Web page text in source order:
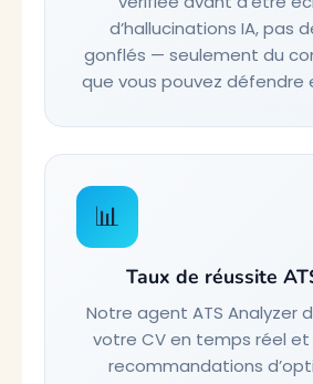
d’hallucinations IA, pas
gonflés — seulement du
que vous pouvez défendre
📊
Taux de réussite
Notre agent ATS Analyzer
votre CV en temps réel
recommandations